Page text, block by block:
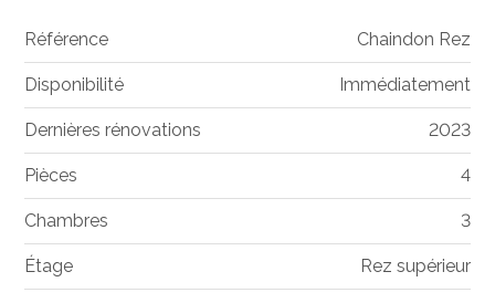
Référence Chaindon Rez
Disponibilité Immédiatement
Dernières rénovations 2023
Pièces 4
Chambres 3
Étage Rez supérieur